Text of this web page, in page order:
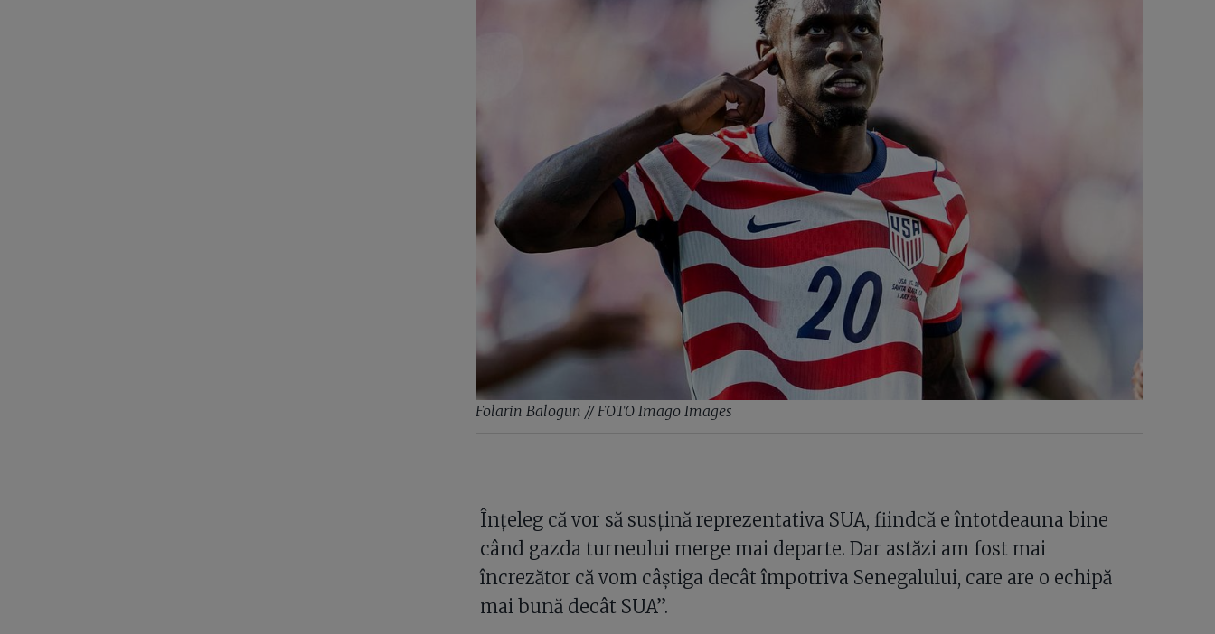
Folarin Balogun // FOTO Imago Images
Înțeleg că vor să susțină reprezentativa SUA, fiindcă e întotdeauna bine
când gazda turneului merge mai departe. Dar astăzi am fost mai
încrezător că vom câștiga decât împotriva Senegalului, care are o echipă
mai bună decât SUA”.